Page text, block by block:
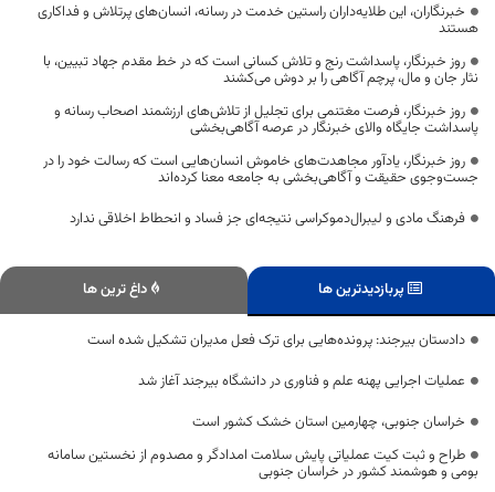
خبرنگاران، این طلایه‌داران راستین خدمت در رسانه، انسان‌های پرتلاش و فداکاری
هستند
روز خبرنگار، پاسداشت رنج و تلاش کسانی است که در خط مقدم جهاد تبیین، با
نثار جان و مال، پرچم آگاهی را بر دوش می‌کشند
روز خبرنگار، فرصت مغتنمی برای تجلیل از تلاش‌های ارزشمند اصحاب رسانه و
پاسداشت جایگاه والای خبرنگار در عرصه آگاهی‌بخشی
روز خبرنگار، یادآور مجاهدت‌های خاموش انسان‌هایی است که رسالت خود را در
جست‌وجوی حقیقت و آگاهی‌بخشی به جامعه معنا کرده‌اند
فرهنگ مادی و لیبرال‌دموکراسی نتیجه‌ای جز فساد و انحطاط اخلاقی ندارد
پربازدیدترین ها داغ ترین ها
دادستان بیرجند: پرونده‌هایی برای ترک فعل مدیران تشکیل شده است
عملیات اجرایی پهنه علم و فناوری در دانشگاه بیرجند آغاز شد
خراسان جنوبی، چهارمین استان خشک کشور است
طراح و ثبت کیت عملیاتی پایش سلامت امدادگر و مصدوم از نخستین سامانه
بومی و هوشمند کشور در خراسان جنوبی